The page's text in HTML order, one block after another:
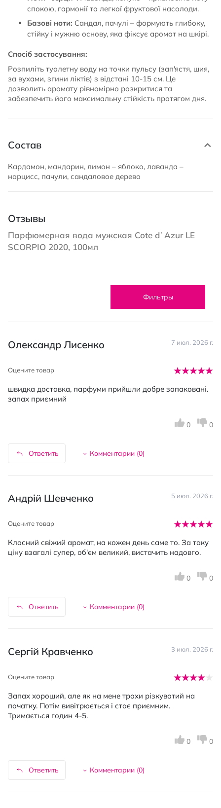
спокою, гармонії та легкої фруктової насолоди.
Базові ноти: Сандал, пачулі – формують глибоку,
стійку і мужню основу, яка фіксує аромат на шкірі.
Спосіб застосування:
Розпиліть туалетну воду на точки пульсу (зап'ястя, шия,
за вухами, згини ліктів) з відстані 10-15 см. Це
дозволить аромату рівномірно розкритися та
забезпечить його максимальну стійкість протягом дня.
Состав
Кардамон, мандарин, лимон – яблоко, лаванда –
нарцисс, пачули, сандаловое дерево
Отзывы
Парфюмерная вода мужская Cote d`Azur LE
SCORPIO 2020, 100мл
Фильтры
Олександр Лисенко 7 июл. 2026 г.
Оцените товар
швидка доставка, парфуми прийшли добре запаковані.
запах приємний
Ответить Комментарии (0)
0 0
Андрій Шевченко 5 июл. 2026 г.
Оцените товар
Класний свіжий аромат, на кожен день саме то. За таку
ціну взагалі супер, об'єм великий, вистачить надовго.
Ответить Комментарии (0)
0 0
Сергій Кравченко 3 июл. 2026 г.
Оцените товар
Запах хороший, але як на мене трохи різкуватий на
початку. Потім вивітрюється і стає приємним.
Тримається годин 4-5.
Ответить Комментарии (0)
0 0